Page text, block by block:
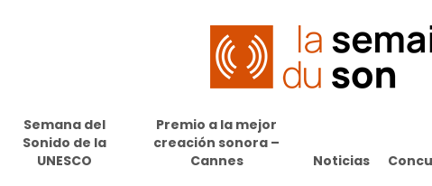
Semana del
Sonido de la
UNESCO
Premio a la mejor
creación sonora –
Cannes
Noticias